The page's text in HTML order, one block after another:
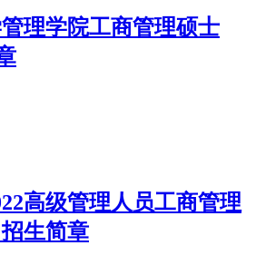
理学院工商管理硕士
高级管理人员工商管理
生简章